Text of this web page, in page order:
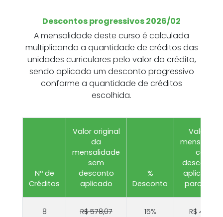
Descontos progressivos 2026/02
A mensalidade deste curso é calculada
multiplicando a quantidade de créditos das
unidades curriculares pelo valor do crédito,
sendo aplicado um desconto progressivo
conforme a quantidade de créditos
escolhida.
Nº de
Créditos
Valor original
da
mensalidade
sem
desconto
aplicado
%
Desconto
Valor da
com
desconto
aplicado
parcelas)*
8 R$ 578,07 15% R$ 491,36